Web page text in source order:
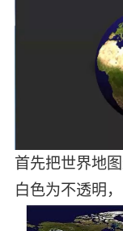
首先把世界地
白色为不透明，